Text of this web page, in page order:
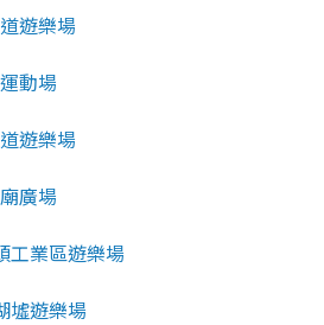
遊樂場
動場
遊樂場
廣場
工業區遊樂場
墟遊樂場